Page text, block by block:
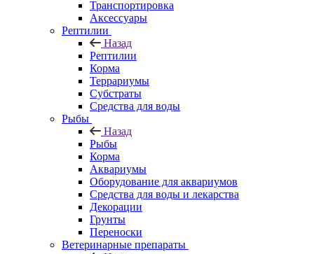
Транспортировка
Аксессуары
Рептилии
Назад
Рептилии
Корма
Террариумы
Субстраты
Средства для воды
Рыбы
Назад
Рыбы
Корма
Аквариумы
Оборудование для аквариумов
Средства для воды и лекарства
Декорации
Грунты
Переноски
Ветеринарные препараты